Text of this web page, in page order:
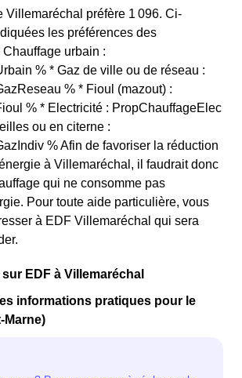
Villemaréchal préfère 1 096. Ci-
les préférences des
urbain :
% * Gaz de ville ou de réseau :
% * Fioul (mazout) :
% * Electricité : PropChauffageElec
ou en citerne :
% Afin de favoriser la réduction
à Villemaréchal, il faudrait donc
qui ne consomme pas
Pour toute aide particulière, vous
à EDF Villemaréchal qui sera
EDF à Villemaréchal
informations pratiques pour le
Marne)